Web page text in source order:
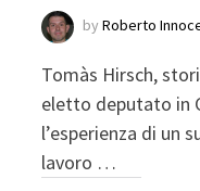
byRoberto
Tomàs Hirsch,
eletto deputato in
l’esperienza di un
lavoro …